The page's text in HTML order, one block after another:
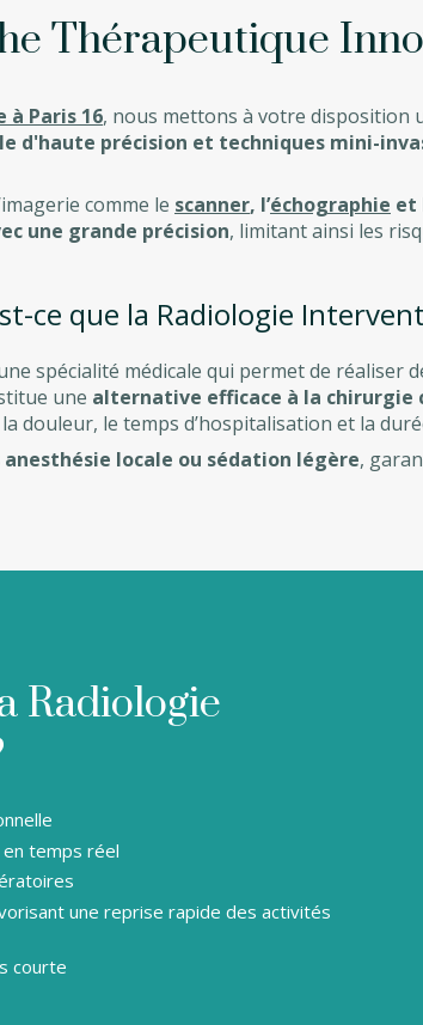
Thérapeutique
Paris 16, nous mettons à votre disposition
d'haute précision et techniques mini-
comme le scanner, l’échographie et
une grande précision, limitant ainsi les
ce que la Radiologie
spécialité médicale qui permet de réaliser
une alternative efficace à la chirurgie
douleur, le temps d’hospitalisation et la
anesthésie locale ou sédation légère,
Radiologie
en temps réel
une reprise rapide des activités
courte